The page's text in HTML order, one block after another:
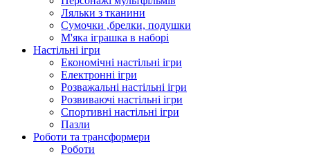
Ляльки з тканини
Сумочки ,брелки, подушки
М'яка іграшка в наборі
Настільні ігри
Економічні настільні ігри
Електронні ігри
Розважальні настільні ігри
Розвиваючі настільні ігри
Спортивні настільні ігри
Пазли
Роботи та трансформери
Роботи